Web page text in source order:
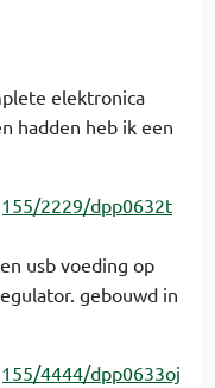
elektronica
hadden heb ik een
2229/dpp0632t
usb voeding op
gebouwd in
4444/dpp0633oj